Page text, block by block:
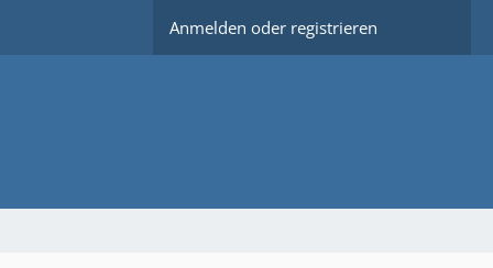
Anmelden oder registrieren